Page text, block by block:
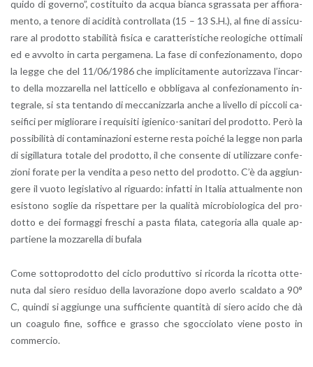
qui­do di go­ver­no”, co­sti­tui­to da acqua bian­ca sgras­sa­ta per af­fio­ra­
men­to, a te­no­re di aci­di­tà con­trol­la­ta (15 – 13 S.H.), al fine di as­si­cu­
ra­re al pro­dot­to sta­bi­li­tà fi­si­ca e ca­rat­te­ri­sti­che reo­lo­gi­che ot­ti­ma­li
ed e av­vol­to in carta per­ga­me­na. La fase di con­fe­zio­na­men­to, dopo
la legge che del 11/06/1986 che im­pli­ci­ta­men­te au­to­riz­za­va l’in­car­
to della moz­za­rel­la nel lat­ti­cel­lo e ob­bli­ga­va al con­fe­zio­na­men­to in­
te­gra­le, si sta ten­tan­do di mec­ca­niz­zar­la anche a li­vel­lo di pic­co­li ca­
sei­fi­ci per mi­glio­ra­re i re­qui­si­ti igie­ni­co-sa­ni­ta­ri del pro­dot­to. Però la
pos­si­bi­li­tà di con­ta­mi­na­zio­ni ester­ne resta poi­ché la legge non parla
di si­gil­la­tu­ra to­ta­le del pro­dot­to, il che con­sen­te di uti­liz­za­re con­fe­
zio­ni fo­ra­te per la ven­di­ta a peso netto del pro­dot­to. C’è da ag­giun­
ge­re il vuoto le­gi­sla­ti­vo al ri­guar­do: in­fat­ti in Ita­lia at­tual­men­te non
esi­sto­no so­glie da ri­spet­ta­re per la qua­li­tà mi­cro­bio­lo­gi­ca del pro­
dot­to e dei for­mag­gi fre­schi a pasta fi­la­ta, ca­te­go­ria alla quale ap­
par­tie­ne la moz­za­rel­la di bu­fa­la
Come sot­to­pro­dot­to del ciclo pro­dut­ti­vo si ri­cor­da la ri­cot­ta ot­te­
nu­ta dal siero re­si­duo della la­vo­ra­zio­ne dopo aver­lo scal­da­to a 90°
C, quin­di si ag­giun­ge una suf­fi­cien­te quan­ti­tà di siero acido che dà
un coa­gu­lo fine, sof­fi­ce e gras­so che sgoc­cio­la­to viene posto in
com­mer­cio.